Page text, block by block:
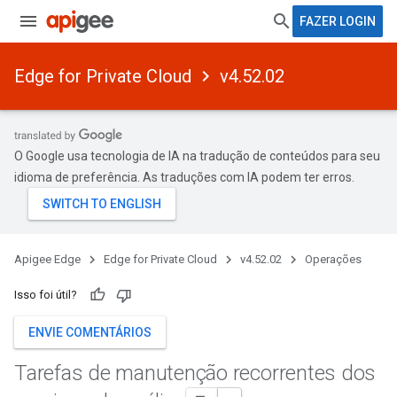
FAZER LOGIN
Edge for Private Cloud v4.52.02
O Google usa tecnologia de IA na tradução de conteúdos para seu
idioma de preferência. As traduções com IA podem ter erros.
Apigee Edge Edge for Private Cloud v4.52.02 Operações
Isso foi útil?
ENVIE COMENTÁRIOS
Tarefas de manutenção recorrentes dos